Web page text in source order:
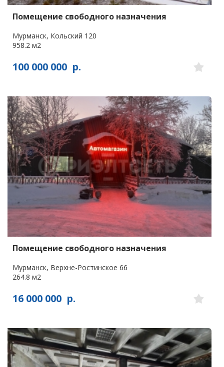
Помещение свободного назначения
Мурманск, Кольский 120
958.2 м2
100 000 000 р.
Помещение свободного назначения
Мурманск, Верхне-Ростинское 66
264.8 м2
16 000 000 р.